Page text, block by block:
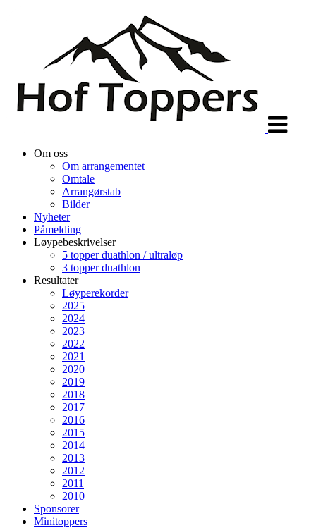
Om oss
Om arrangementet
Omtale
Arrangørstab
Bilder
Nyheter
Påmelding
Løypebeskrivelser
5 topper duathlon / ultraløp
3 topper duathlon
Resultater
Løyperekorder
2025
2024
2023
2022
2021
2020
2019
2018
2017
2016
2015
2014
2013
2012
2011
2010
Sponsorer
Minitoppers